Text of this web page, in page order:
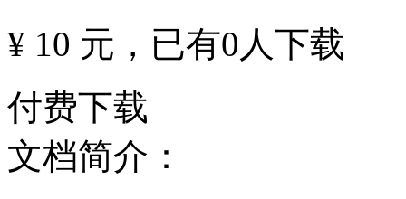
¥ 10 元 ，已有0 人下载
付费下载
文档简介：